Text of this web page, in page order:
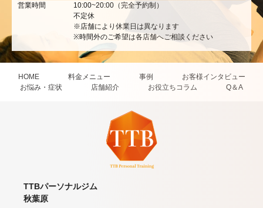
営業時間
10:00~20:00（完全予約制）
不定休
※店舗により休業日は異なります
※時間外のご希望は各店舗へご相談ください
HOME 料金メニュー 事例
お客様インタビュー
お悩み・症状
店舗紹介 お役立ちコラム Q＆A
TTBパーソナルジム
秋葉原